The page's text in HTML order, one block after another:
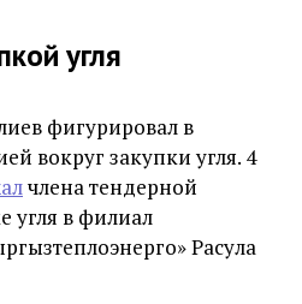
угля
фигурировал в
вокруг закупки угля. 4
члена тендерной
угля в филиал
Расула